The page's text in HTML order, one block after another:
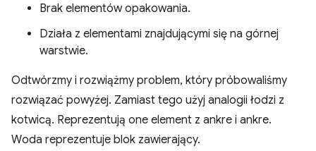
Brak elementów opakowania.
Działa z elementami znajdującymi się na górnej
warstwie.
Odtwórzmy i rozwiążmy problem, który próbowaliśmy
rozwiązać powyżej. Zamiast tego użyj analogii łodzi z
kotwicą. Reprezentują one element z ankre i ankre.
Woda reprezentuje blok zawierający.